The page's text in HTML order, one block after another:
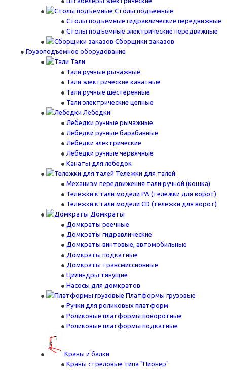
Столы подъемные
Столы подъемные гидравлические передвижные
Столы подъемные электрические передвижные
Сборщики заказов
Грузоподъемное оборудование
Тали
Тали ручные рычажные
Тали электрические канатные
Тали ручные шестеренные
Тали электрические цепные
Лебедки
Лебедки ручные рычажные
Лебедки ручные барабанные
Лебедки электрические
Лебедки ручные червячные
Канаты для лебедок
Тележки для талей
Механизм передвижения тали ручной (кошка)
Тележки к тали модели РА (тележки для ворот)
Тележки к тали модели CD (тележки для ворот)
Домкраты
Домкраты реечные
Домкраты гидравлические
Домкраты винтовые, автомобильные
Домкраты подкатные
Домкраты трансмиссионные
Цилиндры тянущие
Насосы для домкратов
Платформы грузовые
Ручки для роликовых платформ
Роликовые платформы поворотные
Роликовые платформы подкатные
Краны и балки
Краны стреловые типа "Пионер"